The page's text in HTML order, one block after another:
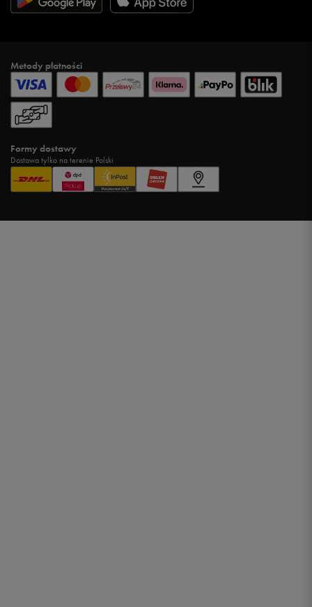
Metody płatności
Formy dostawy
Dostawa tylko na terenie Polski